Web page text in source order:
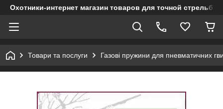
Охотники-интернет магазин товаров для точной стрельбы
Товари та послуги Газові пружини для пневматичних